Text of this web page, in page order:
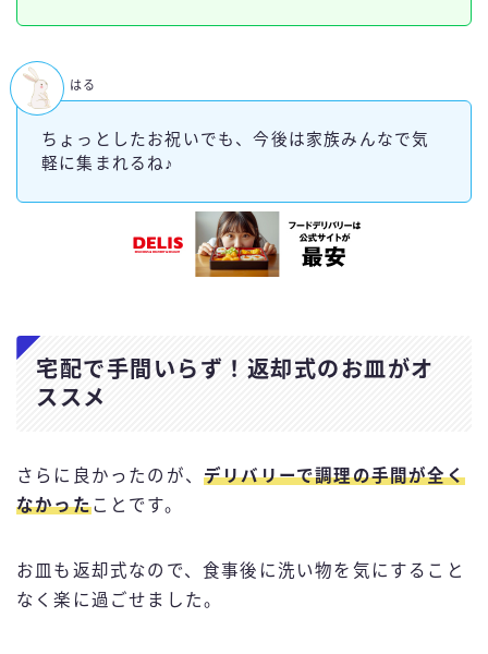
ちょっとしたお祝いでも、今後は家族みんなで気
軽に集まれるね♪
はる
宅配で手間いらず！返却式のお皿がオ
ススメ
さらに良かったのが、 デリバリーで調理の手間が全く
なかったことです。
お皿も返却式なので、食事後に洗い物を気にすること
なく楽に過ごせました。